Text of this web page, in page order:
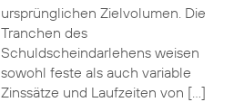
ursprünglichen Zielvolumen. Die
Tranchen des
Schuldscheindarlehens weisen
sowohl feste als auch variable
Zinssätze und Laufzeiten von […]